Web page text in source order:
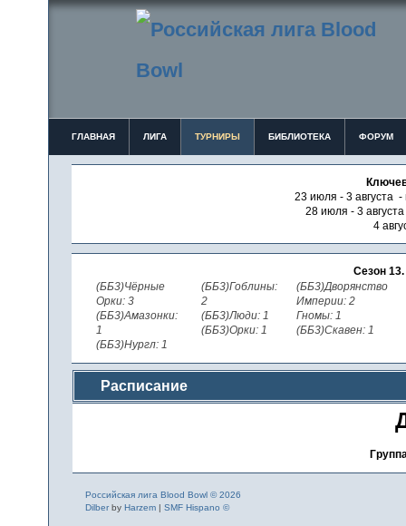
ГЛАВНАЯ ЛИГА ТУРНИРЫ БИБЛИОТЕКА ФОРУМ
23 июля - 3 августа -
28 июля - 3
4
Сезон 13.
(ББ3)Чёрные
Орки: 3
(ББ3)Амазонки:
1
(ББ3)Нургл: 1
(ББ3)Гоблины:
2
(ББ3)Люди: 1
(ББ3)Орки: 1
(ББ3)Дворянство
Империи: 2
Гномы: 1
(ББ3)Скавен: 1
Расписание
Российская лига Blood Bowl © 2026
Dilberby Harzem| SMF Hispano ©